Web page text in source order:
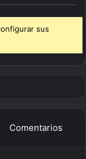
sus
Comentarios